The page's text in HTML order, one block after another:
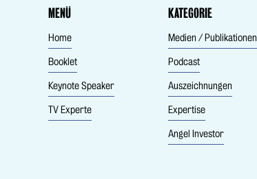
MENÜ
Home
Booklet
Keynote Speaker
TV Experte
KATEGORIE
Medien / Publikationen
Podcast
Auszeichnungen
Expertise
Angel Investor